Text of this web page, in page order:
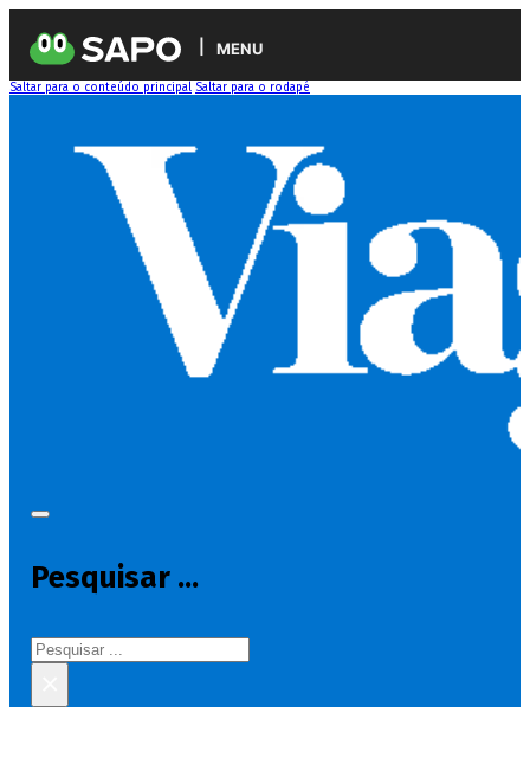
MENU
Saltar para o conteúdo principal Saltar para o rodapé
Pesquisar ...
Pesquisar